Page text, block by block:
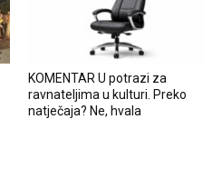
KOMENTAR U potrazi za
ravnateljima u kulturi. Preko
natječaja? Ne, hvala